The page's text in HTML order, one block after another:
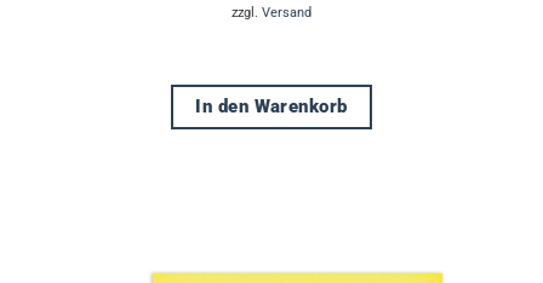
zzgl. Versand
In den Warenkorb